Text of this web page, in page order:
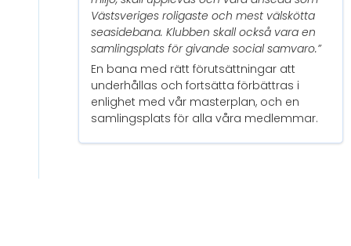
Västsveriges roligaste och mest välskötta
seasidebana. Klubben skall också vara en
samlingsplats för givande social samvaro.”
En bana med rätt förutsättningar att
underhållas och fortsätta förbättras i
enlighet med vår masterplan, och en
samlingsplats för alla våra medlemmar.